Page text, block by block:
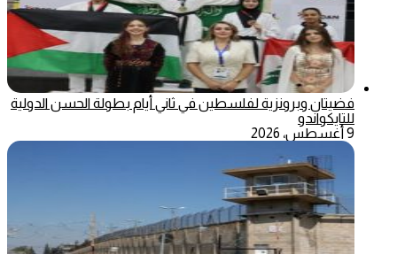
فضيتان وبرونزية لفلسطين في ثاني أيام بطولة الحسن الدولية
للتايكواندو
9 أغسطس، 2026